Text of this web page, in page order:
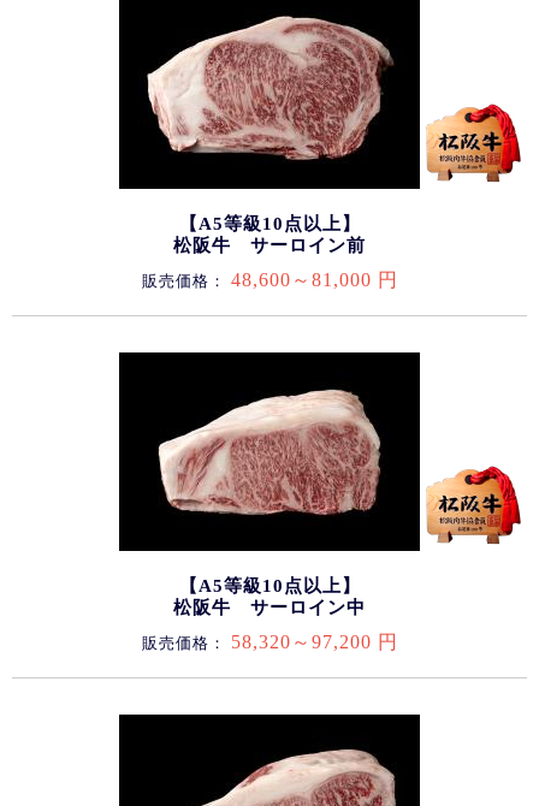
【A5等級10点以上】
松阪牛 サーロイン前
販売価格： 48,600～81,000 円
【A5等級10点以上】
松阪牛 サーロイン中
販売価格： 58,320～97,200 円